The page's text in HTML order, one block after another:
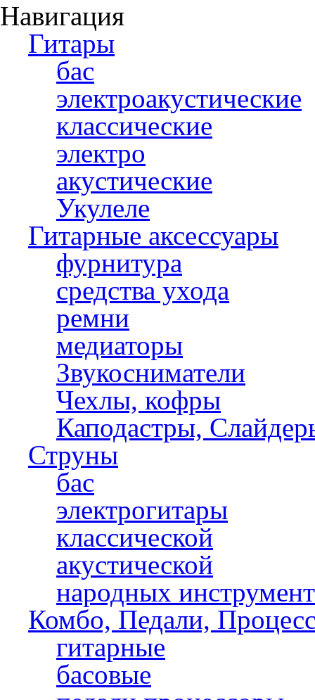
Навигация
Гитары
бас
электроакустические
классические
электро
акустические
Укулеле
Гитарные аксессуары
фурнитура
средства ухода
ремни
медиаторы
Звукосниматели
Чехлы, кофры
Каподастры,
Струны
бас
электрогитары
классической
акустической
народных
Комбо, Педали,
гитарные
басовые